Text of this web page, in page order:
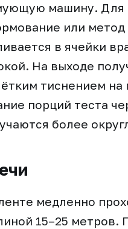
машину. Для
или метод
в ячейки
На выходе
тиснением на
порций теста
более
медленно
15–25 метров.